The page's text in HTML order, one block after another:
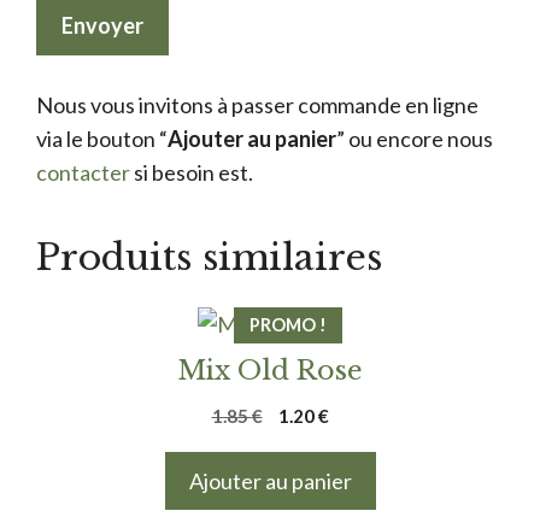
Nous vous invitons à passer commande en ligne
via le bouton “Ajouter au panier” ou encore nous
contactersi besoin est.
Produits similaires
PROMO !
Mix Old Rose
1.85€
Le
1.20€Le
actuel
Ajouter au panier